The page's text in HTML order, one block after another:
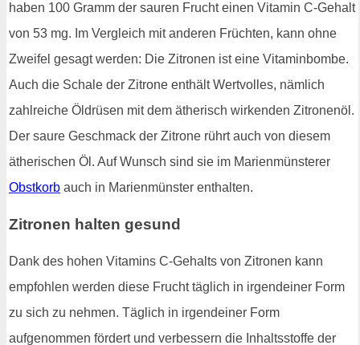
haben 100 Gramm der sauren Frucht einen Vitamin C-Gehalt
von 53 mg. Im Vergleich mit anderen Früchten, kann ohne
Zweifel gesagt werden: Die Zitronen ist eine Vitaminbombe.
Auch die Schale der Zitrone enthält Wertvolles, nämlich
zahlreiche Öldrüsen mit dem ätherisch wirkenden Zitronenöl.
Der saure Geschmack der Zitrone rührt auch von diesem
ätherischen Öl. Auf Wunsch sind sie im Marienmünsterer
Obstkorb auch in Marienmünster enthalten.
Zitronen halten gesund
Dank des hohen Vitamins C-Gehalts von Zitronen kann
empfohlen werden diese Frucht täglich in irgendeiner Form
zu sich zu nehmen. Täglich in irgendeiner Form
aufgenommen fördert und verbessern die Inhaltsstoffe der